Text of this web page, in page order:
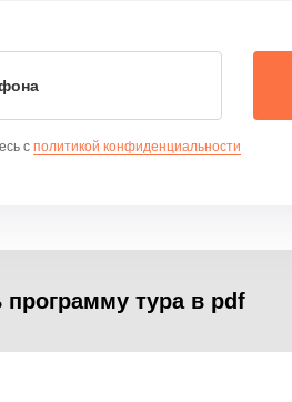
с политикой конфиденциальности
программу тура в pdf